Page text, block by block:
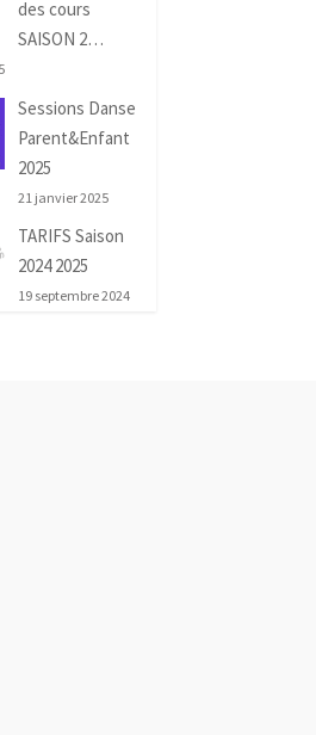
des cours
SAISON 2…
Sessions Danse
Parent&Enfant
2025
21 janvier 2025
TARIFS Saison
2024 2025
19 septembre 2024